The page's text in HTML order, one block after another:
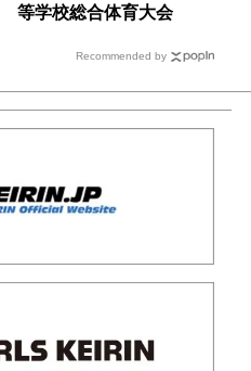
等学校総合体育大会
Recommended by